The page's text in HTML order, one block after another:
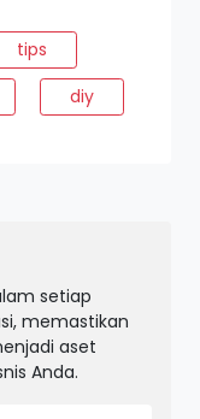
tips
diy
setiap
memastikan
aset
Anda.